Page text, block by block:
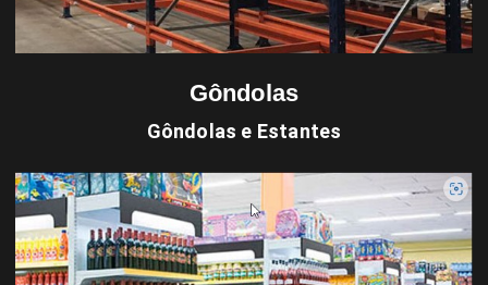
Gôndolas
Gôndolas e Estantes